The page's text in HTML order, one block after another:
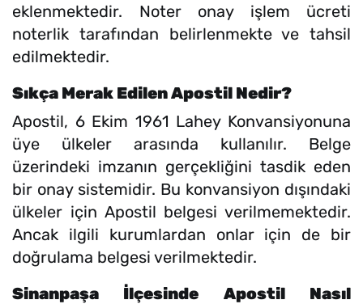
eklenmektedir. Noter onay işlem ücreti
noterlik tarafından belirlenmekte ve tahsil
edilmektedir.
Sıkça Merak Edilen Apostil Nedir?
Apostil, 6 Ekim 1961 Lahey Konvansiyonuna
üye ülkeler arasında kullanılır. Belge
üzerindeki imzanın gerçekliğini tasdik eden
bir onay sistemidir. Bu konvansiyon dışındaki
ülkeler için Apostil belgesi verilmemektedir.
Ancak ilgili kurumlardan onlar için de bir
doğrulama belgesi verilmektedir.
Sinanpaşa İlçesinde Apostil Nasıl